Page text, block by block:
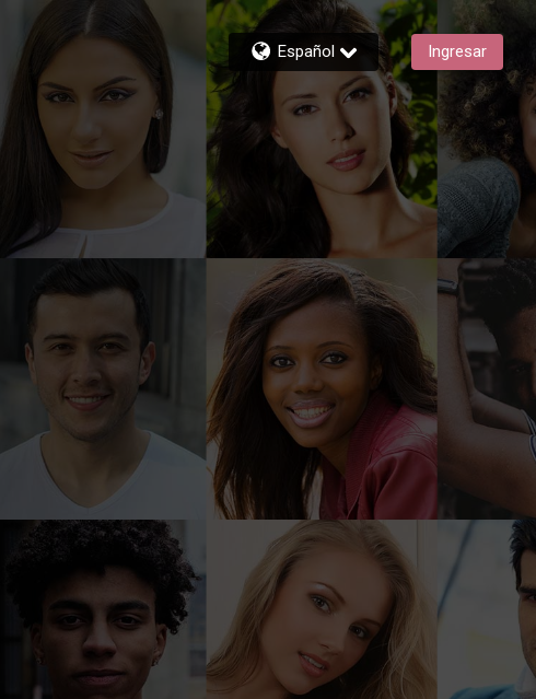
Español Ingresar